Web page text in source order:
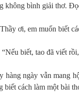
không bình giải thơ.
ơi, em muốn biết
biết, tao đã viết
hàng ngày vẫn mang
biết cách làm một bài